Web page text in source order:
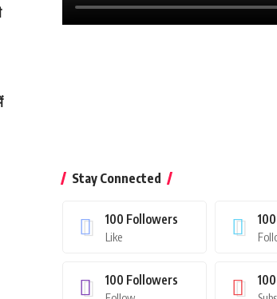
Stay Connected
100 Followers
Like
100
100 Followers 100